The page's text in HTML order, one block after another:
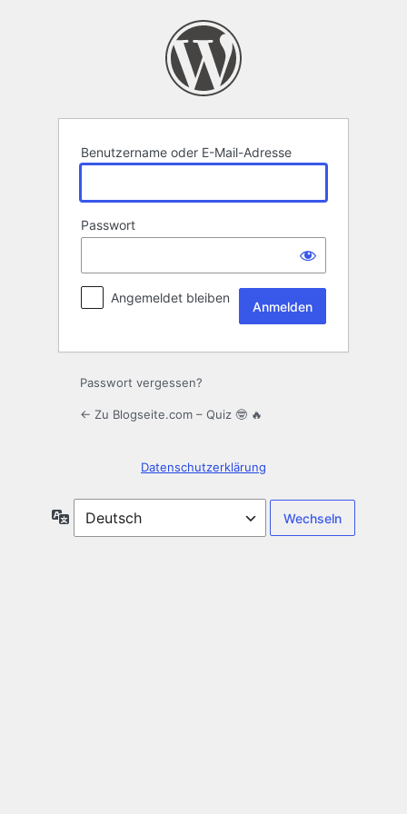
Benutzername oder E-Mail-Adresse
Passwort
Angemeldet bleiben
Passwort vergessen?
← Zu Blogseite.com – Quiz 🤓 🔥
Datenschutzerklärung
Sprache